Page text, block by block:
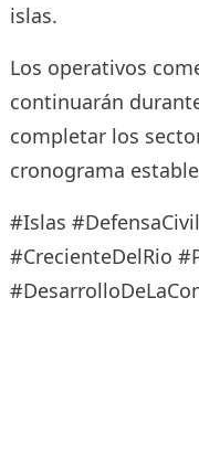
islas.
Los operativos
continuarán
completar los
cronograma
#Islas
#CrecienteDelRio